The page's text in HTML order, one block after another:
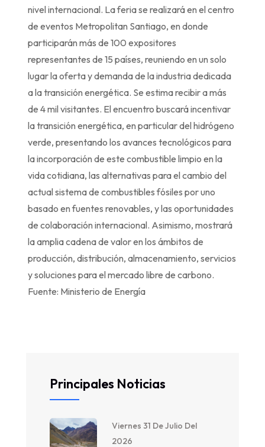
nivel internacional. La feria se realizará en el centro
de eventos Metropolitan Santiago, en donde
participarán más de 100 expositores
representantes de 15 países, reuniendo en un solo
lugar la oferta y demanda de la industria dedicada
a la transición energética. Se estima recibir a más
de 4 mil visitantes. El encuentro buscará incentivar
la transición energética, en particular del hidrógeno
verde, presentando los avances tecnológicos para
la incorporación de este combustible limpio en la
vida cotidiana, las alternativas para el cambio del
actual sistema de combustibles fósiles por uno
basado en fuentes renovables, y las oportunidades
de colaboración internacional. Asimismo, mostrará
la amplia cadena de valor en los ámbitos de
producción, distribución, almacenamiento, servicios
y soluciones para el mercado libre de carbono.
Fuente: Ministerio de Energía
Principales Noticias
Viernes 31 De Julio Del
2026